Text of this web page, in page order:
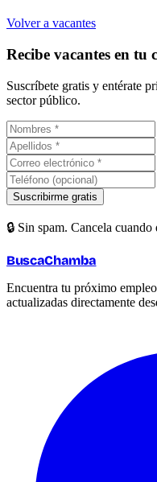
Volver a vacantes
Recibe vacantes en tu
Suscríbete gratis y entérate
sector público.
Suscribirme gratis
🔒 Sin spam. Cancela cuando
BuscaChamba
Encuentra tu próximo
actualizadas directamente